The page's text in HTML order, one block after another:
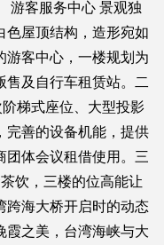
游客服务中心 景观独
色屋顶结构，造形宛如
游客中心，一楼规划为
售及自行车租赁站。二
梯式座位、大型投影
完善的设备机能，提供
团体会议租借使用。三
饮，三楼的位高能让
跨海大桥开启时的动态
霞之美，台湾海峡与大